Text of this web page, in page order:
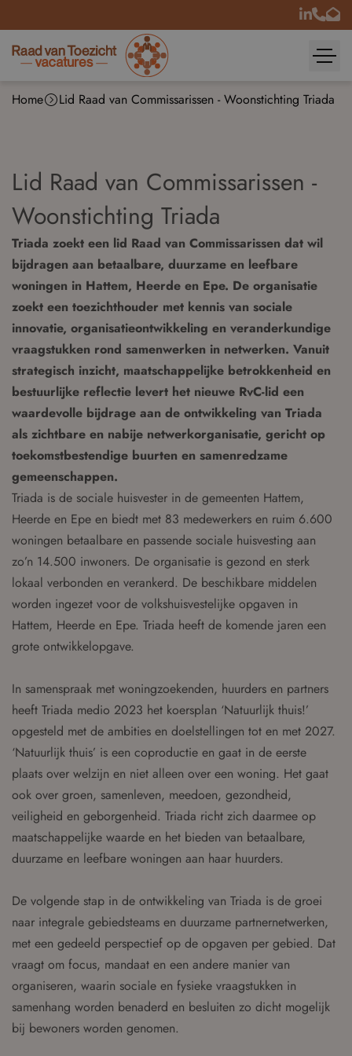
Home Lid Raad van Commissarissen - Woonstichting Triada
Lid Raad van Commissarissen -
Woonstichting Triada
Triada zoekt een lid Raad van Commissarissen dat wil
bijdragen aan betaalbare, duurzame en leefbare
woningen in Hattem, Heerde en Epe. De organisatie
zoekt een toezichthouder met kennis van sociale
innovatie, organisatieontwikkeling en veranderkundige
vraagstukken rond samenwerken in netwerken. Vanuit
strategisch inzicht, maatschappelijke betrokkenheid en
bestuurlijke reflectie levert het nieuwe RvC-lid een
waardevolle bijdrage aan de ontwikkeling van Triada
als zichtbare en nabije netwerkorganisatie, gericht op
toekomstbestendige buurten en samenredzame
gemeenschappen.
Triada is de sociale huisvester in de gemeenten Hattem,
Heerde en Epe en biedt met 83 medewerkers en ruim 6.600
woningen betaalbare en passende sociale huisvesting aan
zo’n 14.500 inwoners. De organisatie is gezond en sterk
lokaal verbonden en verankerd. De beschikbare middelen
worden ingezet voor de volkshuisvestelijke opgaven in
Hattem, Heerde en Epe. Triada heeft de komende jaren een
grote ontwikkelopgave.
In samenspraak met woningzoekenden, huurders en partners
heeft Triada medio 2023 het koersplan ‘Natuurlijk thuis!’
opgesteld met de ambities en doelstellingen tot en met 2027.
‘Natuurlijk thuis’ is een coproductie en gaat in de eerste
plaats over welzijn en niet alleen over een woning. Het gaat
ook over groen, samenleven, meedoen, gezondheid,
veiligheid en geborgenheid. Triada richt zich daarmee op
maatschappelijke waarde en het bieden van betaalbare,
duurzame en leefbare woningen aan haar huurders.
De volgende stap in de ontwikkeling van Triada is de groei
naar integrale gebiedsteams en duurzame partnernetwerken,
met een gedeeld perspectief op de opgaven per gebied. Dat
vraagt om focus, mandaat en een andere manier van
organiseren, waarin sociale en fysieke vraagstukken in
samenhang worden benaderd en besluiten zo dicht mogelijk
bij bewoners worden genomen.